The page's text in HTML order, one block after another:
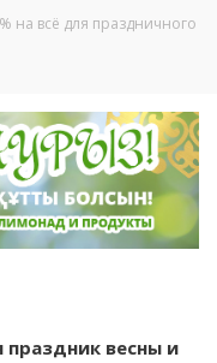
на всё для праздничного
праздник весны и